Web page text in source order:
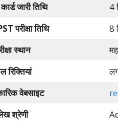
जारी तिथि
4
परीक्षा तिथि
8
स्थान
रिक्तियां
वेबसाइट
श्रेणी